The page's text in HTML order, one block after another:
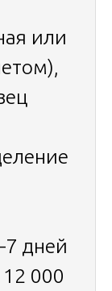
или
дней
000